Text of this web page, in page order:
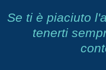
Se ti è piaciuto
tenerti